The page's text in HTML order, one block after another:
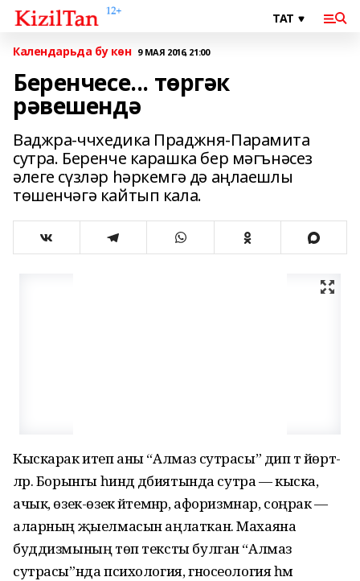
Календарьда бу көн 9 МАЯ 2016, 21:00
Беренчесе... төргәк
рәвешендә
Ваджра-ччхедика Праджня-Парамита
сутра. Беренче карашка бер мәгънәсез
әлеге сүзләр һәркемгә дә аңлаешлы
төшенчәгә кайтып кала.
Кыскарак итеп аны “Алмаз сутрасы” дип тә йөртә­
ләр. Борынгы һинд әдәбия­тында сутра — кыска,
ачык, өзек-өзек әйтемнәр, афоризмнар, соңрак —
аларның җыелмасын аңлаткан. Махаяна
буддизмының төп тексты булган “Алмаз
сутрасы”­нда психология, гносеология һәм